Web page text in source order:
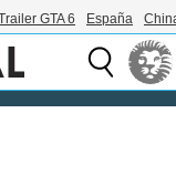
GTA 6 España